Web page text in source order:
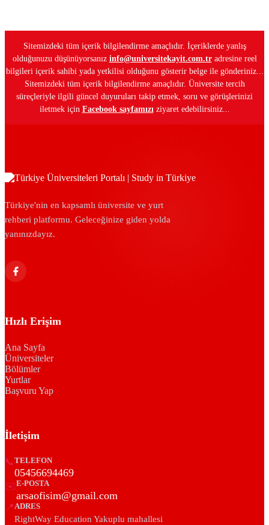
Sitemizdeki tüm içerik bilgilendirme amaçlıdır. İçeriklerde yanlış
olduğunuzu düşünüyorsanız info@universitekayit.com.tradresine reel
bilgileri içerik sahibi yada yetkilisi olduğunu gösterir belge ile gönderiniz...
Sitemizdeki tüm içerik bilgilendirme amaçlıdır. Üniversite tercih
süreçleriyle ilgili güncel duyuruları takip etmek, soru ve görüşlerinizi
iletmek için Facebook sayfamızı ziyaret edebilirsiniz...
Türkiye'nin en kapsamlı üniversite ve yurt
rehberi platformu. Geleceğinize giden yolda
yanınızdayız.
Hızlı Erişim
Ana Sayfa
Üniversiteler
Bölümler
Yurtlar
Başvuru Yap
İletişim
📞TELEFON
05456694469
✉️ E-POSTA
arsaofisim@gmail.com
📍ADRES
RightWay Education Yakuplu mahallesi